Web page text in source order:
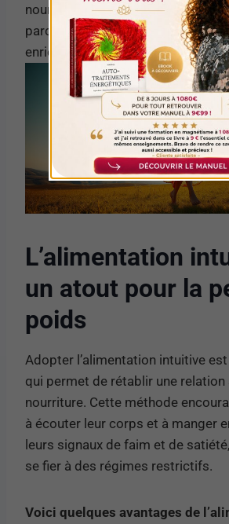
nourriture mais aussi avec soi-
parcours vers la perte de poids
enrichissant.
L’alimentation
un atout pour la
poids
Adopter l’alimentation intuitive
qui permet de rétablir une relation
nourriture. Cette méthode
à écouter leur corps et à manger
leurs signaux de faim et de
se fier à des régimes restrictifs.
Voici quelques avantages de